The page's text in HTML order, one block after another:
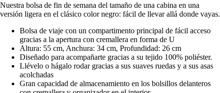
Nuestra bolsa de fin de semana del tamaño de una cabina en una
versión ligera en el clásico color negro: fácil de llevar allá donde vayas.
Bolsa de viaje con un compartimento principal de fácil acceso
gracias a la apertura con cremallera en forma de U
Altura: 55 cm, Anchura: 34 cm, Profundidad: 26 cm
Diseñado para acompañarte gracias a su tejido 100% poliéster.
Llévelo o hágalo rodar gracias a sus suaves ruedas y a sus asas
acolchadas
Gran capacidad de almacenamiento en los bolsillos delanteros